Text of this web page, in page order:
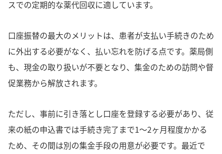
スでの定期的な薬代回収に適しています。
口座振替の最大のメリットは、患者が支払い手続きのため
に外出する必要がなく、払い忘れを防げる点です。薬局側
も、現金の取り扱いが不要となり、集金のための訪問や督
促業務から解放されます。
ただし、事前に引き落とし口座を登録する必要があり、従
来の紙の申込書では手続き完了まで1～2ヶ月程度かかる
ため、その間は別の集金手段の用意が必要です。最近で